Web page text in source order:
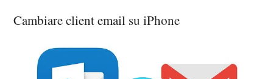
Cambiare client email su iPhone